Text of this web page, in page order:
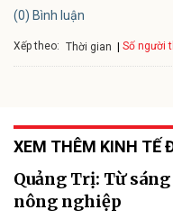
(0) Bình luận
Xếp theo: Thời gian Số người
XEM THÊM KINH TẾ
Quảng Trị: Từ
nông nghiệp